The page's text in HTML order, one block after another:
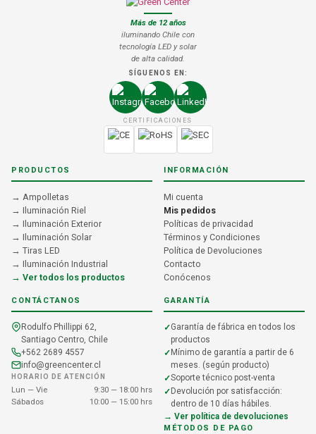
Más de 12 años
iluminando Chile con
tecnología LED y solar
de alta calidad.
SÍGUENOS EN:
CERTIFICACIONES
PRODUCTOS
→ Ampolletas
→ Iluminación Riel
→ Iluminación Exterior
→ Iluminación Solar
→ Tiras LED
→ Iluminación Industrial
→ Ver todos los productos
INFORMACIÓN
Mi cuenta
Mis pedidos
Políticas de privacidad
Términos y Condiciones
Política de Devoluciones
Contacto
Conócenos
CONTÁCTANOS
Rodulfo Phillippi 62,
Santiago Centro, Chile
+562 2689 4557
info@greencenter.cl
HORARIO DE ATENCIÓN
Lun — Vie
9:30 — 18:00 hrs
Sábados
10:00 — 15:00 hrs
GARANTÍA
Garantía de fábrica en todos los
productos
Mínimo de garantía a partir de 6
meses. (según producto)
Soporte técnico post-venta
Devolución por satisfacción:
dentro de 10 días hábiles.
→ Ver política de devoluciones
MÉTODOS DE PAGO